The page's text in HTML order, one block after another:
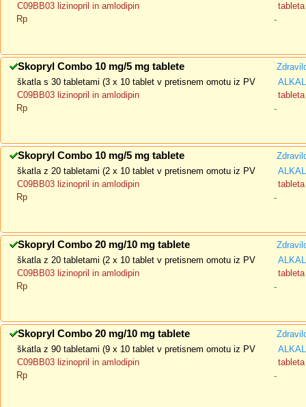
C09BB03 lizinopril in amlodipin
tableta
Rp
-
Skopryl Combo 10 mg/5 mg tablete
škatla s 30 tabletami (3 x 10 tablet v pretisnem omotu iz PV
C09BB03 lizinopril in amlodipin
tableta
Rp
-
Skopryl Combo 10 mg/5 mg tablete
škatla z 20 tabletami (2 x 10 tablet v pretisnem omotu iz PV
C09BB03 lizinopril in amlodipin
tableta
Rp
-
Skopryl Combo 20 mg/10 mg tablete
škatla z 20 tabletami (2 x 10 tablet v pretisnem omotu iz PV
C09BB03 lizinopril in amlodipin
tableta
Rp
-
Skopryl Combo 20 mg/10 mg tablete
škatla z 90 tabletami (9 x 10 tablet v pretisnem omotu iz PV
C09BB03 lizinopril in amlodipin
tableta
Rp
-